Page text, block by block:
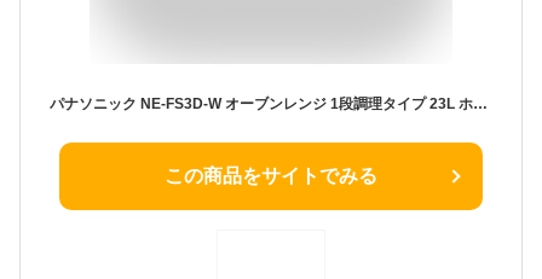
パナソニック NE-FS3D-W オーブンレンジ 1段調理タイプ 23L ホワイト
この商品をサイトでみる